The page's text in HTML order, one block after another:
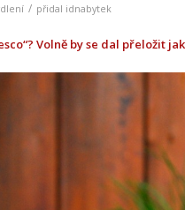
/ přidal idnabytek
Volně by se dal přeložit